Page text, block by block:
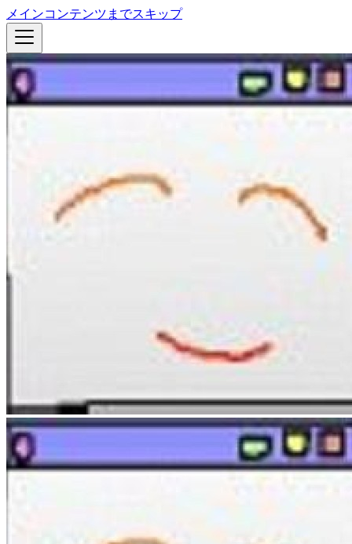
メインコンテンツまでスキップ